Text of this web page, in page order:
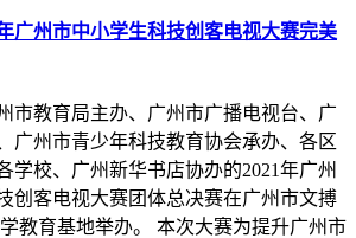
广州市中小学生科技创客电视大赛完美
市教育局主办、广州市广播电视台、广
广州市青少年科技教育协会承办、各区
学校、广州新华书店协办的2021年广州
创客电视大赛团体总决赛在广州市文搏
教育基地举办。 本次大赛为提升广州市